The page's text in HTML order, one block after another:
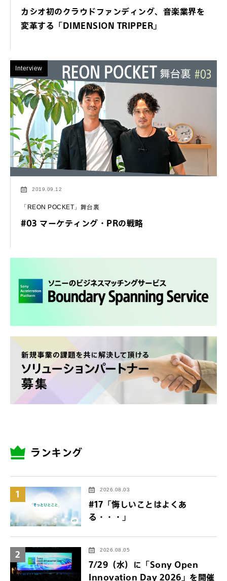
カシオ初のクラウドファンディング、音楽業界を
変革する「DIMENSION TRIPPER」
Interview
2019.09.12
「REON POCKET」舞台裏
#03 マーケティング・PRの戦略
ランキング
1 2026.08.03
#17「悔しいことはよくあ
る・・・」
2 2026.08.05
7/29（水）に「Sony Open
Innovation Day 2026」を開催